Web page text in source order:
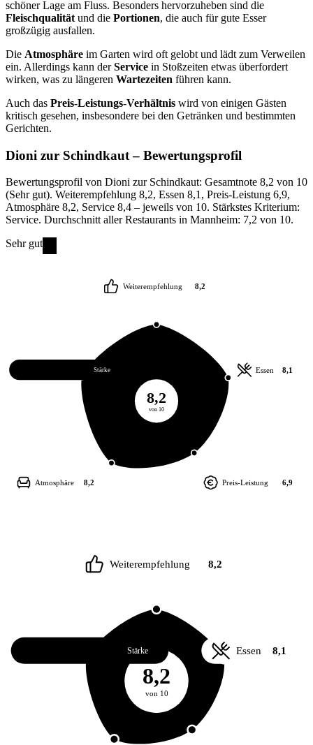
schöner Lage am Fluss. Besonders hervorzuheben sind die
Fleischqualität und die Portionen, die auch für gute Esser
großzügig ausfallen.
Die Atmosphäre im Garten wird oft gelobt und lädt zum Verweilen
ein. Allerdings kann derService in Stoßzeiten etwas überfordert
wirken, was zu längeren Wartezeiten führen kann.
Auch das Preis-Leistungs-Verhältnis wird von einigen Gästen
kritisch gesehen, insbesondere bei den Getränken und bestimmten
Gerichten.
Dioni zur Schindkaut– Bewertungsprofil
Bewertungsprofil von Dioni zur Schindkaut: Gesamtnote 8,2 von 10
(Sehr gut). Weiterempfehlung 8,2, Essen 8,1, Preis-Leistung 6,9,
Atmosphäre 8,2, Service 8,4 – jeweils von 10. Stärkstes Kriterium:
Service. Durchschnitt aller Restaurants in Mannheim: 7,2 von 10.
Sehr gut
8,2
von 10
Weiterempfehlung 8,2
Essen 8,1
Preis-Leistung 6,9
Atmosphäre 8,2
Stärke
8,2
von 10
Weiterempfehlung 8,2
Essen 8,1
Stärke